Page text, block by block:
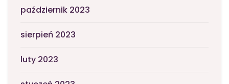
październik 2023
sierpień 2023
luty 2023